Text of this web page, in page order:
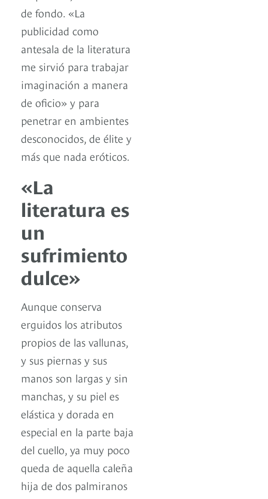
de fondo. «La
publicidad como
antesala de la literatura
me sirvió para trabajar
imaginación a manera
de oficio» y para
penetrar en ambientes
desconocidos, de élite y
más que nada eróticos.
«La
literatura es
un
sufrimiento
dulce»
Aunque conserva
erguidos los atributos
propios de las vallunas,
y sus piernas y sus
manos son largas y sin
manchas, y su piel es
elástica y dorada en
especial en la parte baja
del cuello, ya muy poco
queda de aquella caleña
hija de dos palmiranos